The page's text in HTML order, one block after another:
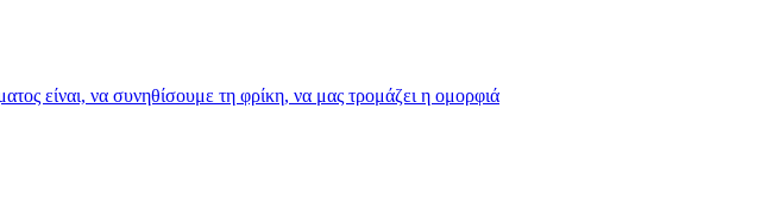
είναι, να συνηθίσουμε τη φρίκη, να μας τρομάζει η ομορφιά